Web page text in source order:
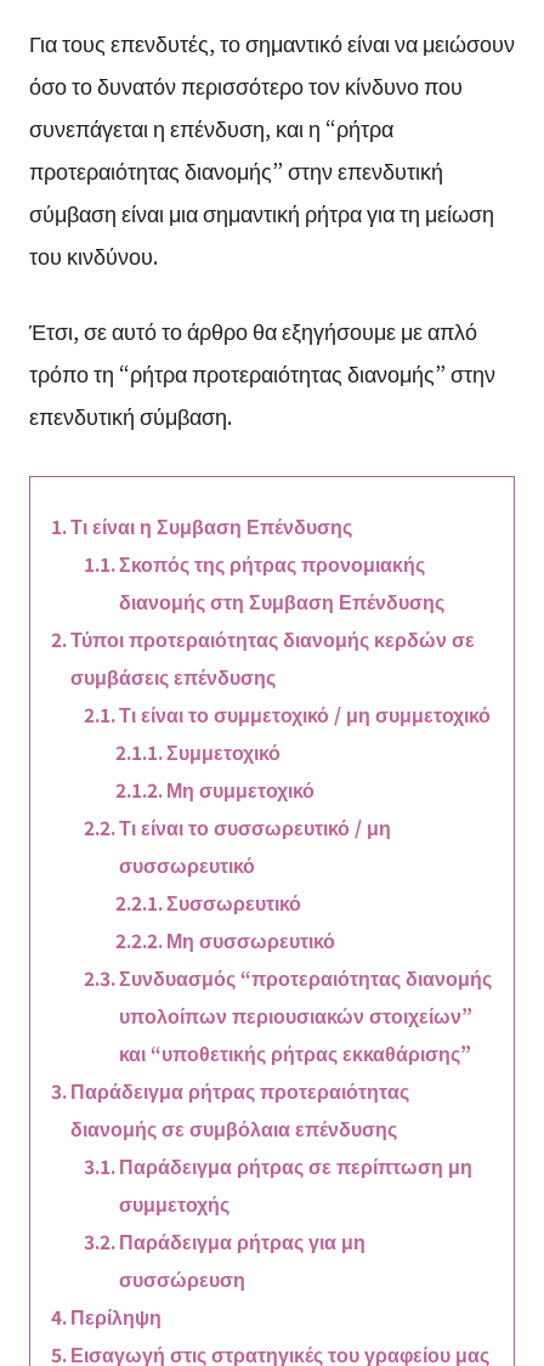
Για τους επενδυτές, το σημαντικό είναι να μειώσουν
όσο το δυνατόν περισσότερο τον κίνδυνο που
συνεπάγεται η επένδυση, και η “ρήτρα
προτεραιότητας διανομής” στην επενδυτική
σύμβαση είναι μια σημαντική ρήτρα για τη μείωση
του κινδύνου.
Έτσι, σε αυτό το άρθρο θα εξηγήσουμε με απλό
τρόπο τη “ρήτρα προτεραιότητας διανομής” στην
επενδυτική σύμβαση.
Τι είναι η Συμβαση Επένδυσης
Σκοπός της ρήτρας προνομιακής
διανομής στη Συμβαση Επένδυσης
Τύποι προτεραιότητας διανομής κερδών σε
συμβάσεις επένδυσης
Τι είναι το συμμετοχικό / μη συμμετοχικό
Συμμετοχικό
Μη συμμετοχικό
Τι είναι το συσσωρευτικό / μη
συσσωρευτικό
Συσσωρευτικό
Μη συσσωρευτικό
Συνδυασμός “προτεραιότητας διανομής
υπολοίπων περιουσιακών στοιχείων”
και “υποθετικής ρήτρας εκκαθάρισης”
Παράδειγμα ρήτρας προτεραιότητας
διανομής σε συμβόλαια επένδυσης
Παράδειγμα ρήτρας σε περίπτωση μη
συμμετοχής
Παράδειγμα ρήτρας για μη
συσσώρευση
Περίληψη
Εισαγωγή στις στρατηγικές του γραφείου μας